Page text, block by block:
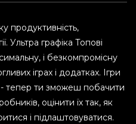
продуктивність,
Ультра графіка Топові
і безкомпромісну
іграх і додатках. Ігри
- тепер ти зможеш побачити
оцінити їх так, як
і підлаштовуватися.